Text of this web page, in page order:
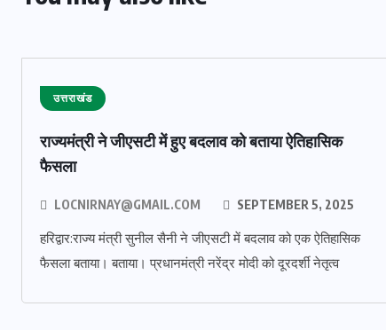
उत्तराखंड
राज्यमंत्री ने जीएसटी में हुए बदलाव को बताया ऐतिहासिक
फैसला
LOCNIRNAY@GMAIL.COM SEPTEMBER 5, 2025
हरिद्वार:राज्य मंत्री सुनील सैनी ने जीएसटी में बदलाव को एक ऐतिहासिक
फैसला बताया। बताया। प्रधानमंत्री नरेंद्र मोदी को दूरदर्शी नेतृत्व